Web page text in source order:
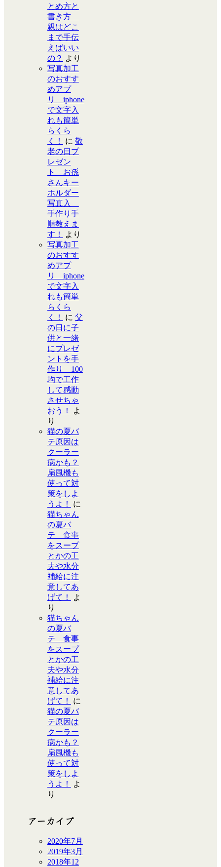
とめ方と
書き方
親はどこ
まで手伝
えばいい
の？ より
写真加工
のおすす
めアプ
リ iphone
で文字入
れも簡単
らくら
く！
に 敬
老の日プ
レゼン
ト お孫
さんキー
ホルダー
写真入
手作り手
順教えま
す！
より
写真加工
のおすす
めアプ
リ iphone
で文字入
れも簡単
らくら
く！
に 父
の日に子
供と一緒
にプレゼ
ントを手
作り 100
均で工作
して感動
させちゃ
おう！
よ
り
猫の夏バ
テ原因は
クーラー
病かも？
扇風機も
使って対
策をしよ
うよ！
に
猫ちゃん
の夏バ
テ 食事
をスープ
とかの工
夫や水分
補給に注
意してあ
げて！
よ
り
猫ちゃん
の夏バ
テ 食事
をスープ
とかの工
夫や水分
補給に注
意してあ
げて！
に
猫の夏バ
テ原因は
クーラー
病かも？
扇風機も
使って対
策をしよ
うよ！
よ
り
アーカイブ
2020年7月
2019年3月
2018年12